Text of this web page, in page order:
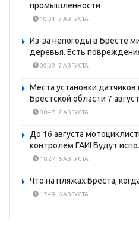
промышленности
10:31, 7 АВГУСТА
Из-за непогоды в Бресте
деревья. Есть
09:39, 7 АВГУСТА
Места установки датчиков
Брестской области 7
08:47, 7 АВГУСТА
До 16 августа
контролем ГАИ! Будут
18:27, 6 АВГУСТА
Что на пляжах Бреста,
17:49, 6 АВГУСТА